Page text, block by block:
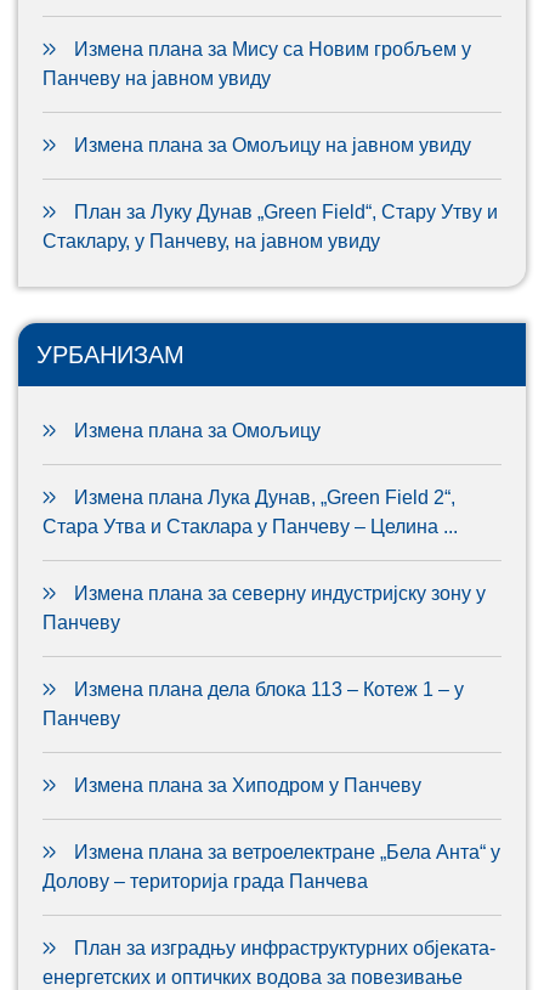
Измена плана за Мису са Новим гробљем у
Панчеву на јавном увиду
Измена плана за Омољицу на јавном увиду
План за Луку Дунав „Green Field“, Стару Утву и
Стаклару, у Панчеву, на јавном увиду
УРБАНИЗАМ
Измена плана за Омољицу
Измена плана Лука Дунав, „Green Field 2“,
Стара Утва и Стаклара у Панчеву – Целина ...
Измена плана за северну индустријску зону у
Панчеву
Измена плана дела блока 113 – Котеж 1 – у
Панчеву
Измена плана за Хиподром у Панчеву
Измена плана за ветроелектране „Бела Анта“ у
Долову – територија града Панчева
План за изградњу инфраструктурних објеката-
енергетских и оптичких водова за повезивање